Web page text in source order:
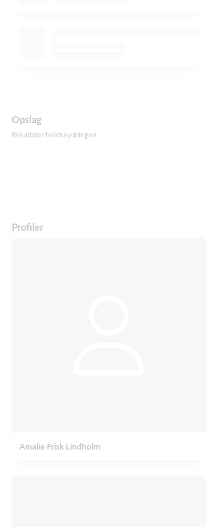
Opslag
Resultater holdskydningen
Profiler
Amalie Frisk Lindholm